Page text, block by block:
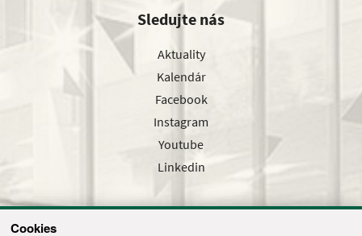
Cookies
Sledujte nás
Aktuality
Kalendár
Facebook
Instagram
Youtube
Linkedin